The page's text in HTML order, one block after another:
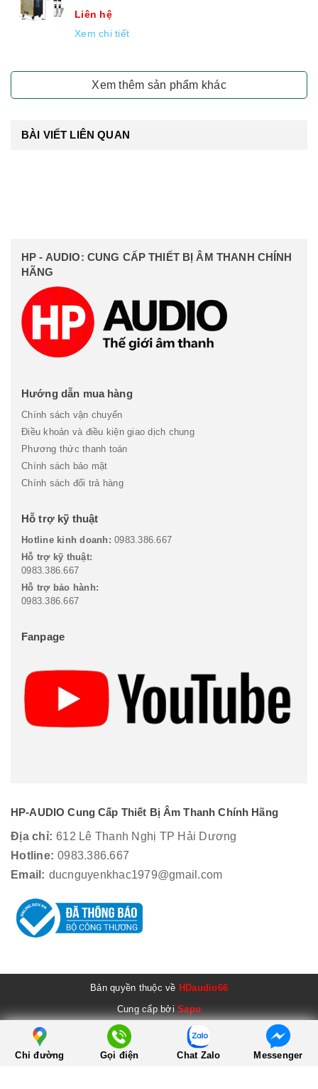
Liên hệ
Xem chi tiết
Xem thêm sản phẩm khác
BÀI VIẾT LIÊN QUAN
HP - AUDIO: CUNG CẤP THIẾT BỊ ÂM THANH CHÍNH
HÃNG
Hướng dẫn mua hàng
Chính sách vận chuyển
Điều khoản và điều kiện giao dịch chung
Phương thức thanh toán
Chính sách bảo mật
Chính sách đổi trả hàng
Hỗ trợ kỹ thuật
Hotline kinh doanh: 0983.386.667
Hỗ trợ kỹ thuật:
0983.386.667
Hỗ trợ bảo hành:
0983.386.667
Fanpage
HP-AUDIO Cung Cấp Thiết Bị Âm Thanh Chính Hãng
Địa chỉ: 612 Lê Thanh Nghị TP Hải Dương
Hotline: 0983.386.667
Email: ducnguyenkhac1979@gmail.com
Bản quyền thuộc về HDaudio66
Cung cấp bởiSapo
Chỉ đường Gọi điện Chat Zalo Messenger